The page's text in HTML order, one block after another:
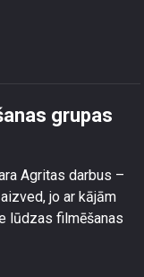
grupas
Agritas darbus –
jo ar kājām
lūdzas filmēšanas